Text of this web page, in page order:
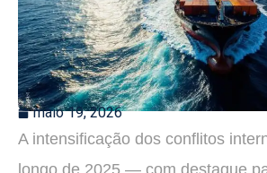
maio 19, 2026
A intensificação dos conflitos